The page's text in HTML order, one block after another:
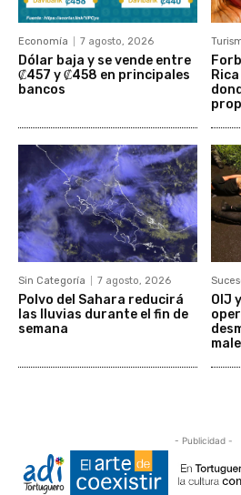
Economía 7 agosto, 2026
Dólar baja y se vende entre
₡457 y ₡458 en principales
bancos
Sin Categoría 7 agosto, 2026
Polvo del Sahara reducirá
las lluvias durante el fin de
semana
OIJ
- Publicidad -